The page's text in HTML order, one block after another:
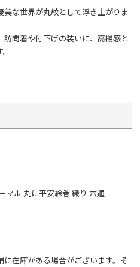
な世界が丸紋として浮き上がりま
問着や付下げの装いに、高揚感と
マル 丸に平安絵巻 織り 六通
在庫がある場合がございます。そ